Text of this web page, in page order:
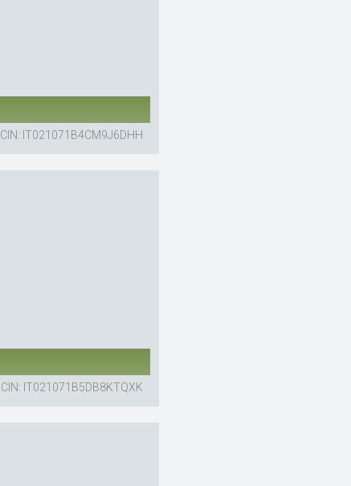
CIN: IT021071B4CM9J6DHH
CIN: IT021071B5DB8KTQXK